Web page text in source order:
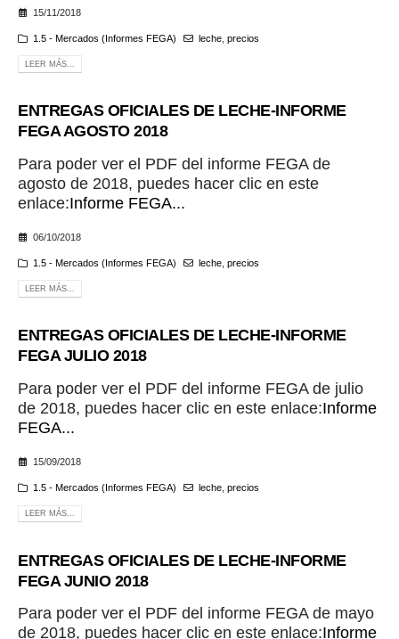
15/11/2018
1.5 - Mercados (Informes FEGA) leche, precios
LEER MÁS...
ENTREGAS OFICIALES DE LECHE-INFORME
FEGA AGOSTO 2018
Para poder ver el PDF del informe FEGA de
agosto de 2018, puedes hacer clic en este
enlace:Informe FEGA...
06/10/2018
1.5 - Mercados (Informes FEGA) leche, precios
LEER MÁS...
ENTREGAS OFICIALES DE LECHE-INFORME
FEGA JULIO 2018
Para poder ver el PDF del informe FEGA de julio
de 2018, puedes hacer clic en este enlace:Informe
FEGA...
15/09/2018
1.5 - Mercados (Informes FEGA) leche, precios
LEER MÁS...
ENTREGAS OFICIALES DE LECHE-INFORME
FEGA JUNIO 2018
Para poder ver el PDF del informe FEGA de mayo
de 2018, puedes hacer clic en este enlace:Informe